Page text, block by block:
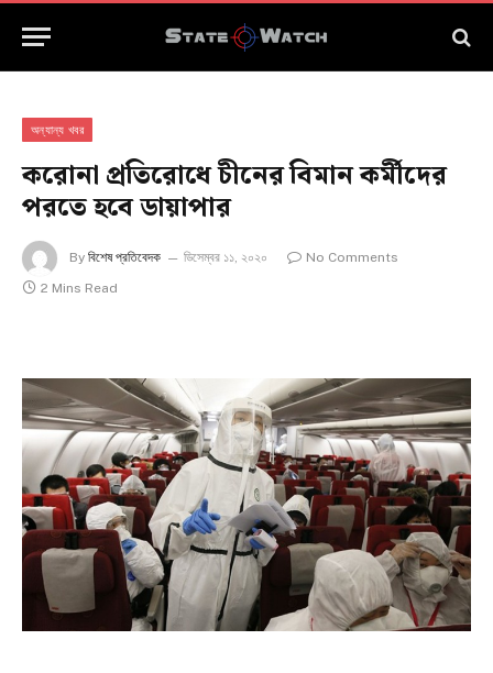
অন্যান্য খবর
করোনা প্রতিরোধে চীনের বিমান কর্মীদের
পরতে হবে ডায়াপার
By বিশেষ প্রতিবেদক ডিসেম্বর ১১, ২০২০
No Comments
2 Mins Read